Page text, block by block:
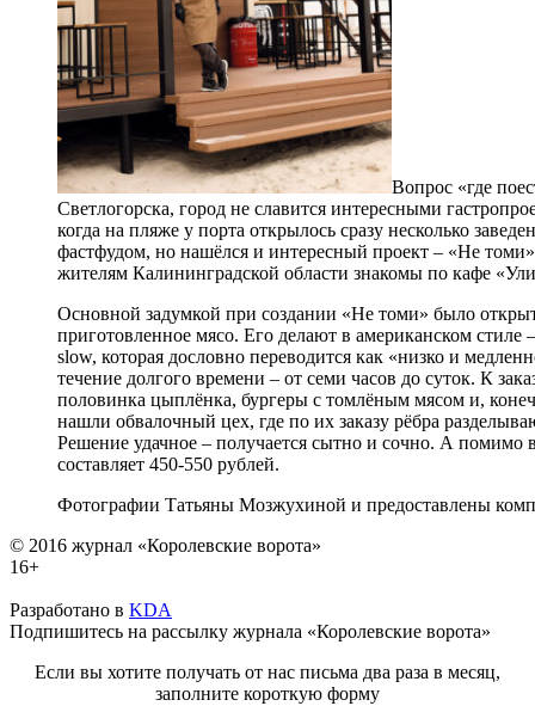
Вопрос «где
Светлогорска, город не славится интересными
когда на пляже у порта открылось сразу несколько
фастфудом, но нашёлся и интересный проект – «Не
жителям Калининградской области знакомы по кафе
Основной задумкой при создании «Не томи» было
приготовленное мясо. Его делают в американском
slow, которая дословно переводится как «низко и
течение долгого времени – от семи часов до суток. К
половинка цыплёнка, бургеры с томлёным мясом и,
нашли обвалочный цех, где по их заказу рёбра
Решение удачное – получается сытно и сочно. А помимо
составляет 450-550 рублей.
Фотографии Татьяны Мозжухиной и предоставлены
© 2016 журнал «Королевские ворота»
16+
Разработано в KDA
Подпишитесь на рассылку журнала «Королевские ворота»
Если вы хотите получать от нас письма два раза в месяц,
заполните короткую форму